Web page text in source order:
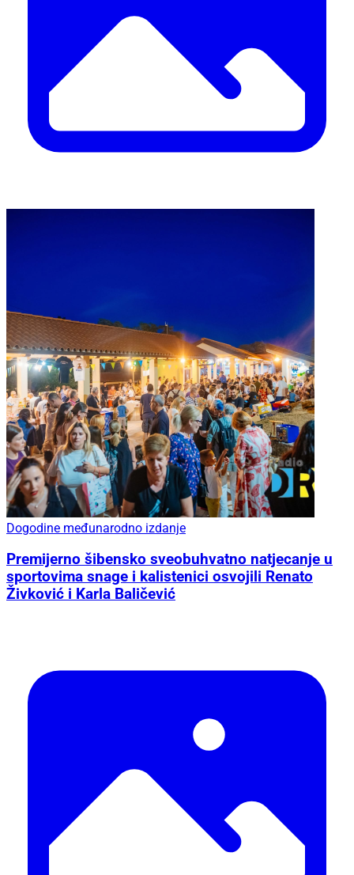
Dogodine međunarodno izdanje
Premijerno šibensko sveobuhvatno natjecanje u
sportovima snage i kalistenici osvojili Renato
Živković i Karla Baličević